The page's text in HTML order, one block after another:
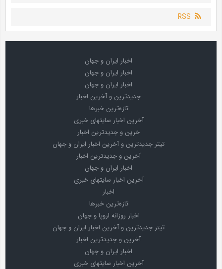
RSS
اخبار ایران و جهان
اخبار ایران و جهان
اخبار ایران و جهان
جدیدترین و آخرین اخبار
تازه‌ترین خبرها
آخرین اخبار سایتهای خبری
خرین و جدیدترین اخبار
تیتر جدیدترین و آخرین اخبار ایران و جهان
آخرین و جدیدترین اخبار
اخبار ایران و جهان
آخرین اخبار سایتهای خبری
اخبار
تازه‌ترین خبرها
اخبار روزانه اروپا و جهان
تیتر جدیدترین و آخرین اخبار ایران و جهان
آخرین و جدیدترین اخبار
اخبار ایران و جهان
آخرین اخبار سایتهای خبری